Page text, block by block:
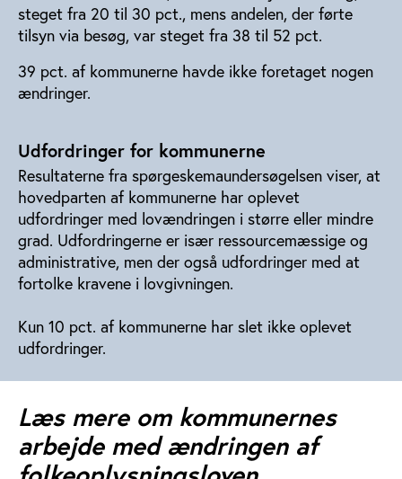
steget fra 20 til 30 pct., mens andelen, der førte
tilsyn via besøg, var steget fra 38 til 52 pct.
39 pct. af kommunerne havde ikke foretaget nogen
ændringer.
Udfordringer for kommunerne
Resultaterne fra spørgeskemaundersøgelsen viser, at
hovedparten af kommunerne har oplevet
udfordringer med lovændringen i større eller mindre
grad. Udfordringerne er især ressourcemæssige og
administrative, men der også udfordringer med at
fortolke kravene i lovgivningen.
Kun 10 pct. af kommunerne har slet ikke oplevet
udfordringer.
Læs mere om kommunernes
arbejde med ændringen af